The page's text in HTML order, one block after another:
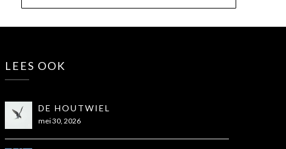
LEES OOK
DE HOUTWIEL
mei 30, 2026